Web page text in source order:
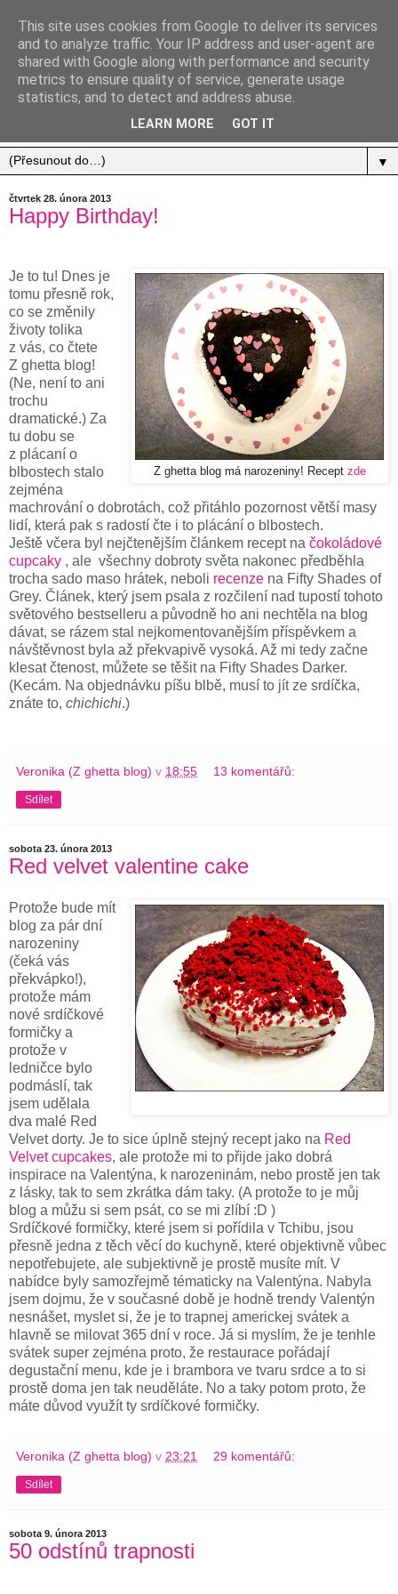
Jídlo, cestování, život.
▼
čtvrtek 28. února 2013
Happy Birthday!
Z ghetta blog má narozeniny! Recept zde
Je to tu! Dnes je
tomu přesně rok,
co se změnily
životy tolika
z vás, co čtete
Z ghetta blog!
(Ne, není to ani
trochu
dramatické.) Za
tu dobu se
z plácaní o
blbostech stalo
zejména
machrování o dobrotách, což přitáhlo pozornost větší masy
lidí, která pak s radostí čte i to plácání o blbostech.
Ještě včera byl nejčtenějším článkem recept na čokoládové
cupcaky , ale všechny dobroty světa nakonec předběhla
trocha sado maso hrátek, neboli recenze na Fifty Shades of
Grey. Článek, který jsem psala z rozčilení nad tupostí tohoto
světového bestselleru a původně ho ani nechtěla na blog
dávat, se rázem stal nejkomentovanějším příspěvkem a
návštěvnost byla až překvapivě vysoká. Až mi tedy začne
klesat čtenost, můžete se těšit na Fifty Shades Darker.
(Kecám. Na objednávku píšu blbě, musí to jít ze srdíčka,
znáte to, chichichi.)
Veronika (Z ghetta blog) v 18:55 13 komentářů:
Sdílet
sobota 23. února 2013
Red velvet valentine cake
Protože bude mít
blog za pár dní
narozeniny
(čeká vás
překvápko!),
protože mám
nové srdíčkové
formičky a
protože v
ledničce bylo
podmáslí, tak
jsem udělala
dva malé Red
Velvet dorty. Je to sice úplně stejný recept jako na Red
Velvet cupcakes, ale protože mi to přijde jako dobrá
inspirace na Valentýna, k narozeninám, nebo prostě jen tak
z lásky, tak to sem zkrátka dám taky. (A protože to je můj
blog a můžu si sem psát, co se mi zlíbí :D )
Srdíčkové formičky, které jsem si pořídila v Tchibu, jsou
přesně jedna z těch věcí do kuchyně, které objektivně vůbec
nepotřebujete, ale subjektivně je prostě musíte mít. V
nabídce byly samozřejmě tématicky na Valentýna. Nabyla
jsem dojmu, že v současné době je hodně trendy Valentýn
nesnášet, myslet si, že je to trapnej americkej svátek a
hlavně se milovat 365 dní v roce. Já si myslím, že je tenhle
svátek super zejména proto, že restaurace pořádají
degustační menu, kde je i brambora ve tvaru srdce a to si
prostě doma jen tak neuděláte. No a taky potom proto, že
máte důvod využít ty srdíčkové formičky.
Veronika (Z ghetta blog) v 23:21 29 komentářů:
Sdílet
sobota 9. února 2013
50 odstínů trapnosti
This site uses cookies from Google to deliver its services
and to analyze traffic. Your IP address and user-agent are
shared with Google along with performance and security
metrics to ensure quality of service, generate usage
statistics, and to detect and address abuse.
LEARN MORE GOT IT